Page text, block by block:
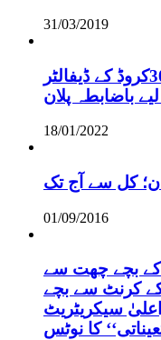
31/03/2019
گلگت بلتستان، بجلی صارفین30کروڈ کے ڈیفالٹر
باضابطہ پلان
18/01/2022
کل سے آج تک
01/09/2016
کے بچے چھت سے
کرنٹ سے بچے
سیکریٹریٹ
کا نوٹس